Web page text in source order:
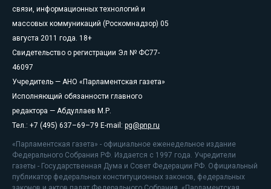
связи, информационных технологий и
массовых коммуникаций (Роскомнадзор) 05
августа 2011 года. 18+
Свидетельство о регистрации Эл № ФС77-
46097
Учредитель — АНО «Парламентская газета»
Исполняющий обязанности главного
редактора — Абдуллаев М.Р.
Тел.: +7 (495) 637–69–79 E-mail: pg@pnp.ru
«Парламентская газета» - официальное еженедельное издание
Федерального Собрания РФ. Издается с 1997 года. Учредители
газеты - Государственная Дума и Совет Федерации РФ. Официальный
публикатор федеральных конституционных законов, федеральных